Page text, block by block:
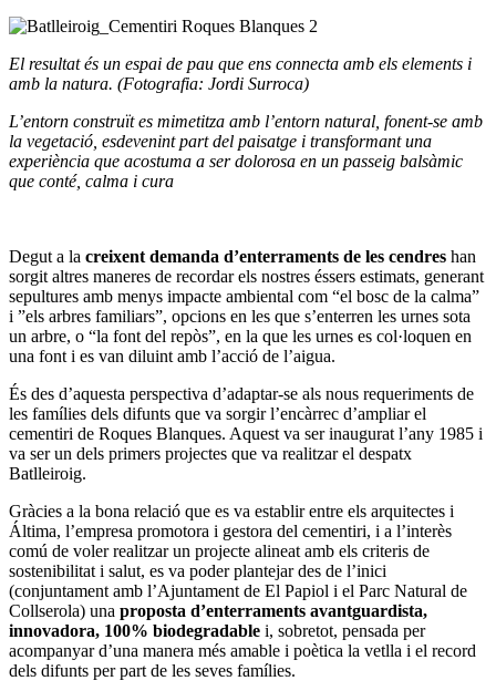
El resultat és un espai de pau que ens connecta amb els elements i
amb la natura. (Fotografia: Jordi Surroca)
L’entorn construït es mimetitza amb l’entorn natural, fonent-se amb
la vegetació, esdevenint part del paisatge i transformant una
experiència que acostuma a ser dolorosa en un passeig balsàmic
que conté, calma i cura
Degut a la creixent demanda d’enterraments de les cendres han
sorgit altres maneres de recordar els nostres éssers estimats, generant
sepultures amb menys impacte ambiental com “el bosc de la calma”
i ”els arbres familiars”, opcions en les que s’enterren les urnes sota
un arbre, o “la font del repòs”, en la que les urnes es col·loquen en
una font i es van diluint amb l’acció de l’aigua.
És des d’aquesta perspectiva d’adaptar-se als nous requeriments de
les famílies dels difunts que va sorgir l’encàrrec d’ampliar el
cementiri de Roques Blanques. Aquest va ser inaugurat l’any 1985 i
va ser un dels primers projectes que va realitzar el despatx
Batlleiroig.
Gràcies a la bona relació que es va establir entre els arquitectes i
Áltima, l’empresa promotora i gestora del cementiri, i a l’interès
comú de voler realitzar un projecte alineat amb els criteris de
sostenibilitat i salut, es va poder plantejar des de l’inici
(conjuntament amb l’Ajuntament de El Papiol i el Parc Natural de
Collserola) una proposta d’enterraments avantguardista,
innovadora, 100% biodegradable i, sobretot, pensada per
acompanyar d’una manera més amable i poètica la vetlla i el record
dels difunts per part de les seves famílies.